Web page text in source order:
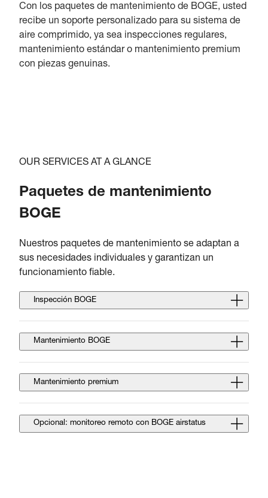
Con los paquetes de mantenimiento de BOGE, usted
recibe un soporte personalizado para su sistema de
aire comprimido, ya sea inspecciones regulares,
mantenimiento estándar o mantenimiento premium
con piezas genuinas.
OUR SERVICES AT A GLANCE
Paquetes de mantenimiento
BOGE
Nuestros paquetes de mantenimiento se adaptan a
sus necesidades individuales y garantizan un
funcionamiento fiable.
Inspección BOGE
Mantenimiento BOGE
Mantenimiento premium
Opcional: monitoreo remoto con BOGE airstatus